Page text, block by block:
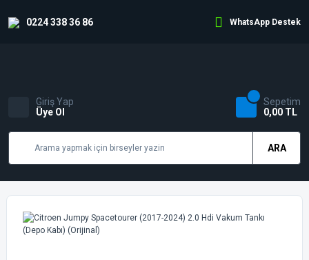
0224 338 36 86 WhatsApp Destek
ARA
Giriş Yap
Üye Ol
Sepetim
0,00 TL